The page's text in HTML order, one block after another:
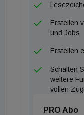
Schutzglocke
Arbeiter in der
Standl. „Um die
Restaurateure
dimensionierter
Luftreinigung
Erstellen
und Jobs
Erstellen
Schalten
weitere
vollen
PRO Abo